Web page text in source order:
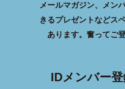
メールマガジン、メン
きるプレゼントなどス
あります。 奮ってご
IDメンバー